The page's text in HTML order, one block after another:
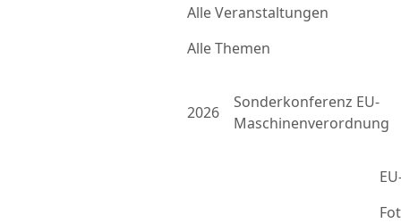
Alle Veranstaltungen
Alle Themen
2026
Sonderkonferenz EU-
Maschinenverordnung